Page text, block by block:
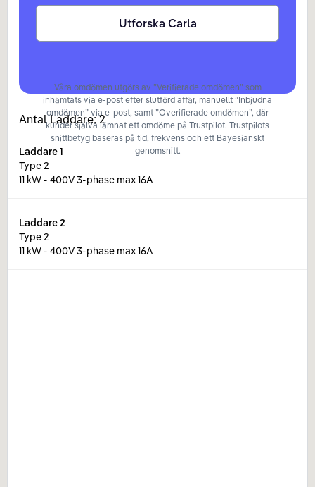
Utforska Carla
Våra omdömen utgörs av ”Verifierade omdömen” som
inhämtats via e-post efter slutförd affär, manuellt ”Inbjudna
omdömen” via e-post, samt ”Overifierade omdömen”, där
kunder själva lämnat ett omdöme på Trustpilot. Trustpilots
snittbetyg baseras på tid, frekvens och ett Bayesianskt
genomsnitt.
Antal Laddare:2
Laddare1
Type 2
11 kW - 400V 3-phase max 16A
Laddare2
Type 2
11 kW - 400V 3-phase max 16A